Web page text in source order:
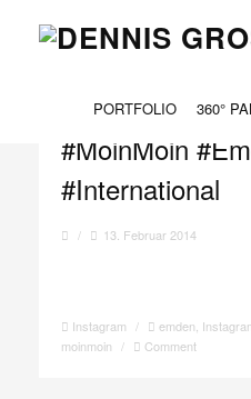
PORTFOLIO 360°
TAG
#MoinMoin
#International
/ 13. Februar 2014
Instagram / emden,
moinmoin / Comment